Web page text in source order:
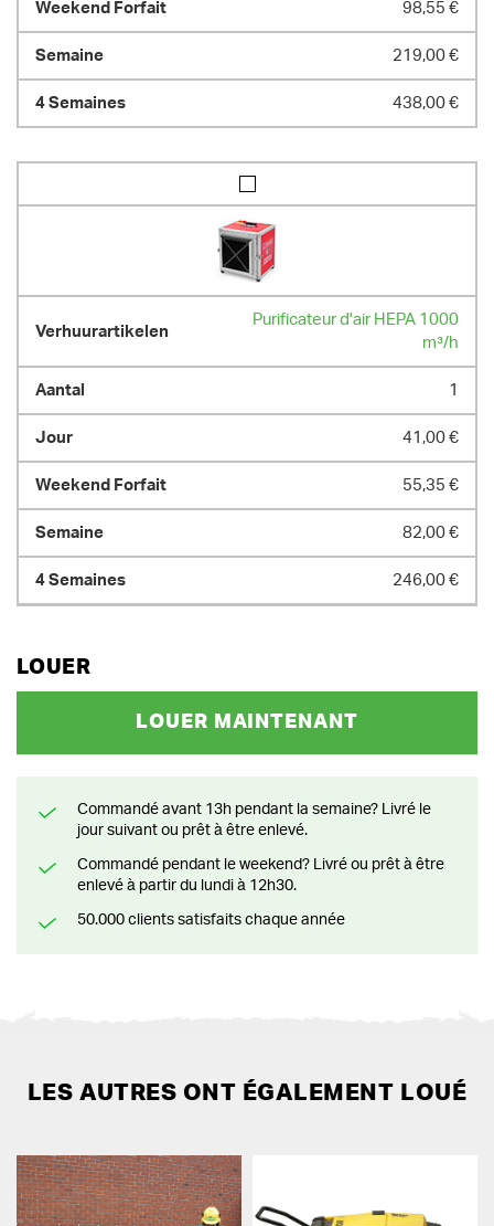
98,55 €
219,00 €
438,00 €
Purificateur d'air HEPA 1000
m³/h
1
41,00 €
55,35 €
82,00 €
246,00 €
LOUER
LOUER MAINTENANT
Commandé avant 13h pendant la semaine? Livré le
jour suivant ou prêt à être enlevé.
Commandé pendant le weekend? Livré ou prêt à être
enlevé à partir du lundi à 12h30.
50.000 clients satisfaits chaque année
LES AUTRES ONT ÉGALEMENT LOUÉ